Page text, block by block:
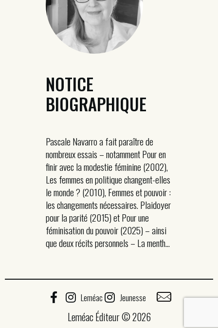
NOTICE
BIOGRAPHIQUE
Pascale Navarro a fait paraître de
nombreux essais – notamment Pour en
finir avec la modestie féminine (2002),
Les femmes en politique changent-elles
le monde ? (2010), Femmes et pouvoir :
les changements nécessaires. Plaidoyer
pour la parité (2015) et Pour une
féminisation du pouvoir (2025) – ainsi
que deux récits personnels – La menth...
Leméac Jeunesse
Leméac Éditeur © 2026